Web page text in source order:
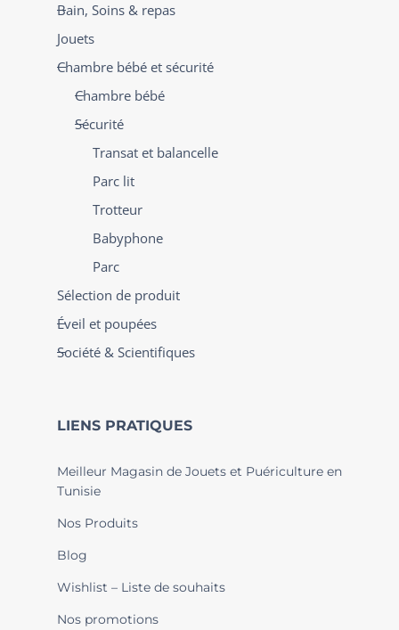
Bain, Soins & repas
Jouets
Chambre bébé et sécurité
Chambre bébé
Sécurité
Transat et balancelle
Parc lit
Trotteur
Babyphone
Parc
Sélection de produit
Éveil et poupées
Société & Scientifiques
LIENS PRATIQUES
Meilleur Magasin de Jouets et Puériculture en
Tunisie
Nos Produits
Blog
Wishlist – Liste de souhaits
Nos promotions